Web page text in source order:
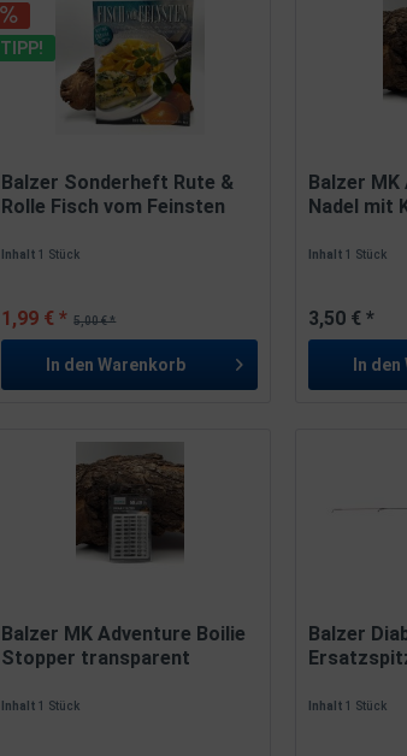
TIPP!
Balzer Sonderheft Rute &
Rolle Fisch vom Feinsten
Inhalt1 Stück
5,00 € *
1,99 € *
In den Warenkorb
Balzer
Nadel mit
Inhalt1 Stück
3,50 € *
In den
Balzer MK Adventure Boilie
Stopper transparent
Inhalt1 Stück
Balzer
Inhalt1 Stück